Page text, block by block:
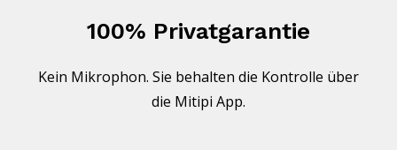
100% Privatgarantie
Kein Mikrophon. Sie behalten die Kontrolle über
die Mitipi App.